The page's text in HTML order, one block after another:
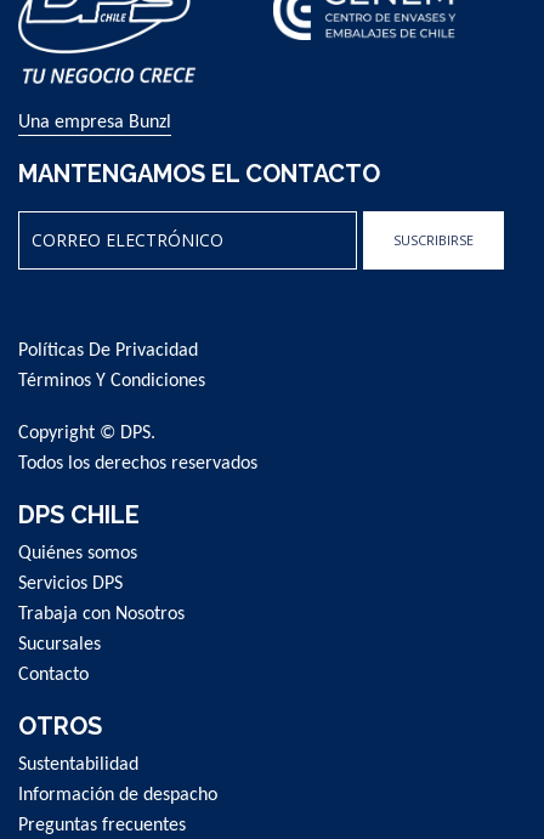
Una empresa Bunzl
MANTENGAMOS EL CONTACTO
Our
Newsletter:
SUSCRIBIRSE
Políticas De Privacidad
Términos Y Condiciones
Copyright © DPS.
Todos los derechos reservados
DPS CHILE
Quiénes somos
Servicios DPS
Trabaja con Nosotros
Sucursales
Contacto
OTROS
Sustentabilidad
Información de despacho
Preguntas frecuentes